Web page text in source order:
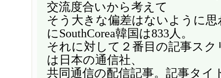
交流度合いから考えて
そう大きな偏差はないように
にSouthCorea韓国は833人。
それに対して２番目の記事ス
は日本の通信社、
共同通信の配信記事。記事タイ